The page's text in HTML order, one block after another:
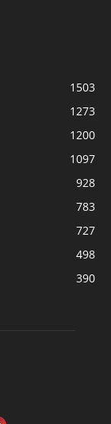
1503
1273
1200
1097
928
783
727
498
390